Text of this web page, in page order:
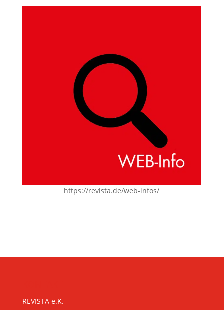
https://revista.de/web-infos/
REVISTA e.K.